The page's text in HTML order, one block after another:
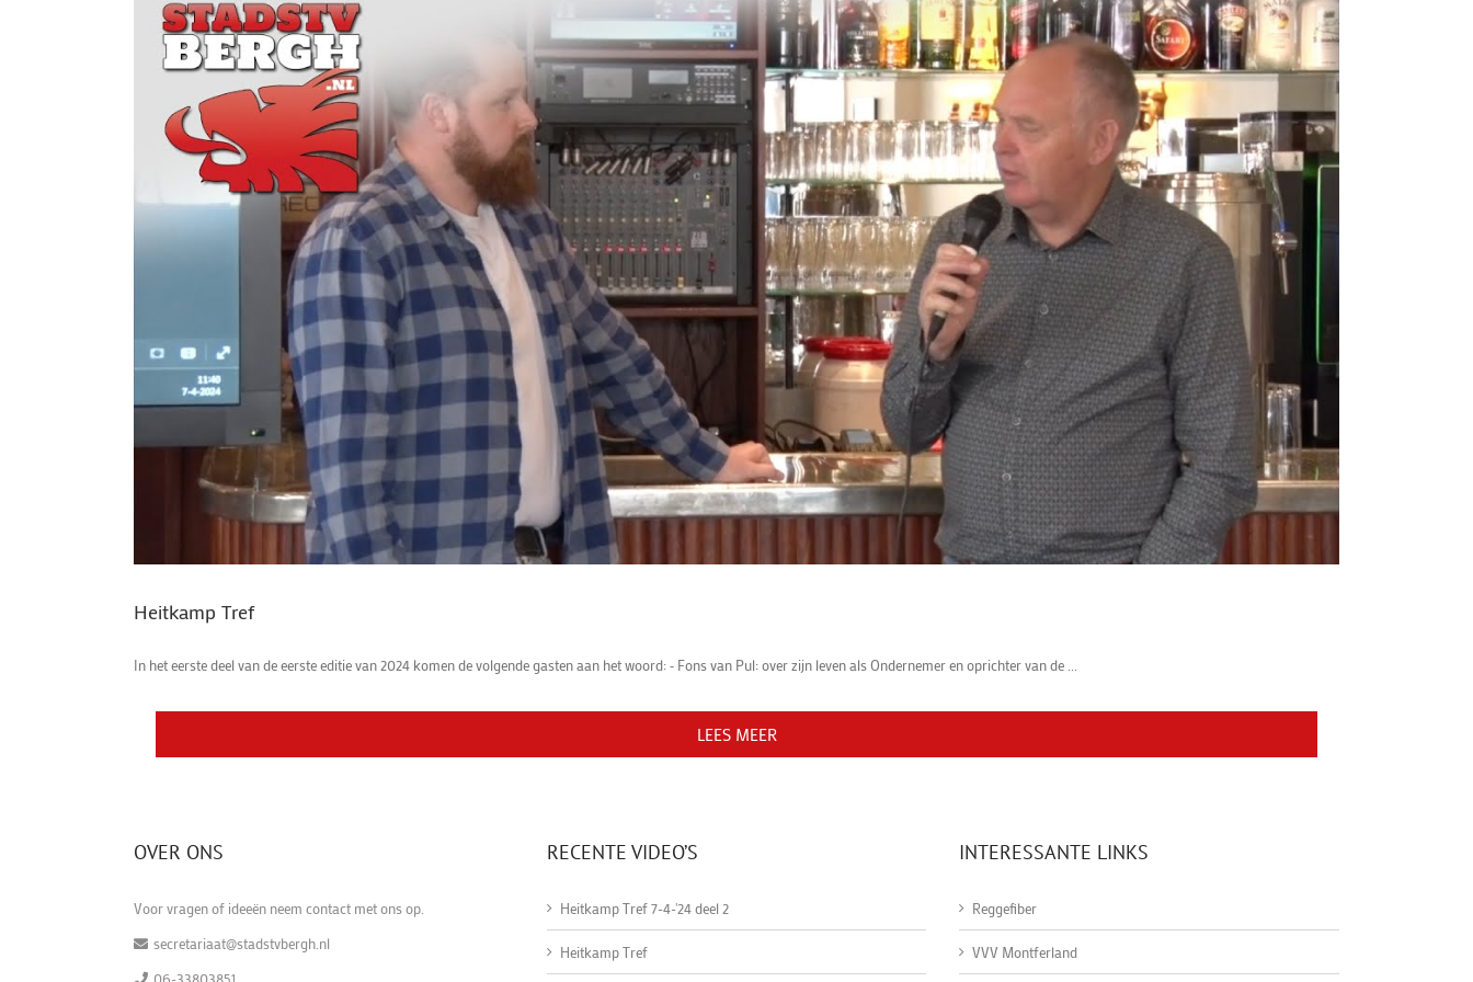
Heitkamp Tref
In het eerste deel van de eerste editie van 2024 komen de volgende gasten aan het woord: ⁃ Fons van Pul: over zijn leven als Ondernemer en oprichter van de ...
LEES MEER
OVER ONS
Voor vragen of ideeën neem contact met ons op.
secretariaat@stadstvbergh.nl
06-33803851
RECENTE VIDEO’S
Heitkamp Tref 7-4-'24 deel 2
Heitkamp Tref
INTERESSANTE LINKS
Reggefiber
VVV Montferland